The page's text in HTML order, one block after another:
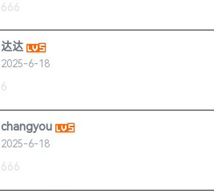
666
达达
2025-6-18
6
changyou
2025-6-18
666